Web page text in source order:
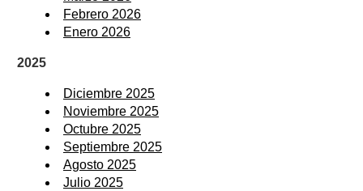
Febrero 2026
Enero 2026
2025
Diciembre 2025
Noviembre 2025
Octubre 2025
Septiembre 2025
Agosto 2025
Julio 2025